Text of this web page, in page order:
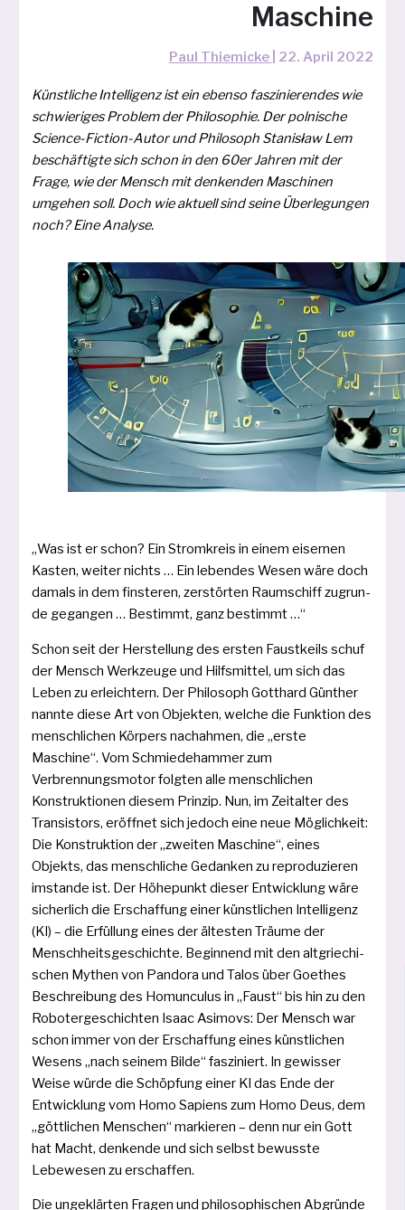
Maschine
Paul Thiemicke 22. April 2022
Künstliche Intelligenz ist ein eben­so fas­zi­nie­ren­des wie
schwie­ri­ges Problem der Philosophie. Der pol­ni­sche
Science-Fiction-Autor und Philosoph Stanisław Lem
beschäf­tig­te sich schon in den 60er Jahren mit der
Frage, wie der Mensch mit den­ken­den Maschinen
umge­hen soll. Doch wie aktu­ell sind sei­ne Überlegungen
noch? Eine Analyse.
„Was ist er schon? Ein Stromkreis in einem eiser­nen
Kasten, wei­ter nichts … Ein leben­des Wesen wäre doch
damals in dem fins­te­ren, zer­stör­ten Raumschiff zugrun­
de gegan­gen … Bestimmt, ganz bestimmt …“
Schon seit der Herstellung des ers­ten Faustkeils schuf
der Mensch Werkzeuge und Hilfsmittel, um sich das
Leben zu erleich­tern. Der Philosoph Gotthard Günther
nann­te die­se Art von Objekten, wel­che die Funktion des
mensch­li­chen Körpers nach­ah­men, die „ers­te
Maschine“. Vom Schmiedehammer zum
Verbrennungsmotor folg­ten alle mensch­li­chen
Konstruktionen die­sem Prinzip. Nun, im Zeitalter des
Transistors, eröff­net sich jedoch eine neue Möglichkeit:
Die Konstruktion der „zwei­ten Maschine“, eines
Objekts, das mensch­li­che Gedanken zu repro­du­zie­ren
imstan­de ist. Der Höhepunkt die­ser Entwicklung wäre
sicher­lich die Erschaffung einer künst­li­chen Intelligenz
(KI) – die Erfüllung eines der ältes­ten Träume der
Menschheitsgeschichte. Beginnend mit den alt­grie­chi­
schen Mythen von Pandora und Talos über Goethes
Beschreibung des Homunculus in „Faust“ bis hin zu den
Robotergeschichten Isaac Asimovs: Der Mensch war
schon immer von der Erschaffung eines künst­li­chen
Wesens „nach sei­nem Bilde“ fas­zi­niert. In gewis­ser
Weise wür­de die Schöpfung einer KI das Ende der
Entwicklung vom Homo Sapiens zum Homo Deus, dem
„gött­li­chen Menschen“ mar­kie­ren – denn nur ein Gott
hat Macht, den­ken­de und sich selbst bewuss­te
Lebewesen zu erschaffen.
Die unge­klär­ten Fragen und phi­lo­so­phi­schen Abgründe